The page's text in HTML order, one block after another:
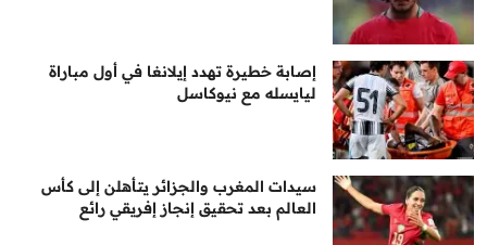
إصابة خطيرة تهدد إيلانغا في أول مباراة
ليايسله مع نيوكاسل
سيدات المغرب والجزائر يتأهلن إلى كأس
العالم بعد تحقيق إنجاز إفريقي رائع